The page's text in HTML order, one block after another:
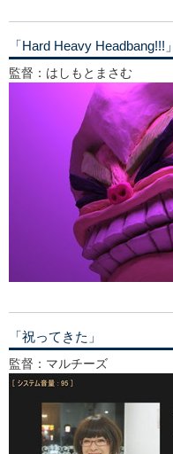
「Hard Heavy Headbang!!!」
監督：はしもとまさむ
「祝ってきた」
監督：マルチーズ